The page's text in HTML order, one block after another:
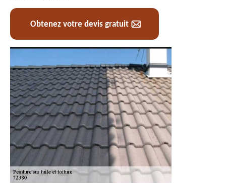
Obtenez votre devis gratuit